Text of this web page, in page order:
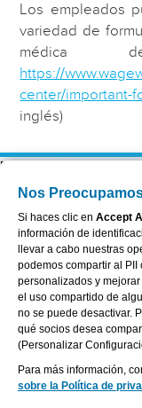
Los empleados
variedad de
médica
https://
center/important-
inglés)
Sobre Aflac
Careers
Investors
Providers
Contáctanos
Nos
Si haces clic en Accept
información de
llevar a cabo nuestras
podemos compartir al
personalizados y
el uso compartido de
no se puede desactivar.
qué socios desea
(Personalizar
Para más información,
sobre la Política de